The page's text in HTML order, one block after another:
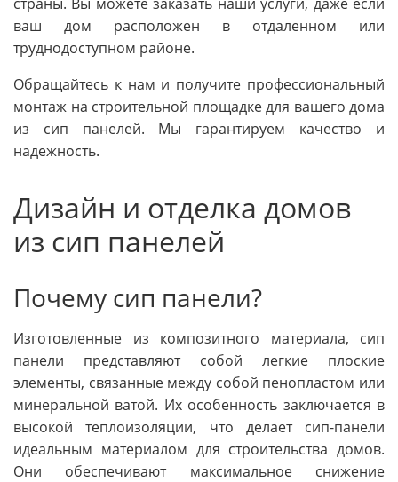
ваш дом расположен в отдаленном или
труднодоступном районе.
Обращайтесь к нам и получите профессиональный
монтаж на строительной площадке для вашего дома
из сип панелей. Мы гарантируем качество и
надежность.
Дизайн и отделка домов
из сип панелей
Почему сип панели?
Изготовленные из композитного материала, сип
панели представляют собой легкие плоские
элементы, связанные между собой пенопластом или
минеральной ватой. Их особенность заключается в
высокой теплоизоляции, что делает сип-панели
идеальным материалом для строительства домов.
Они обеспечивают максимальное снижение